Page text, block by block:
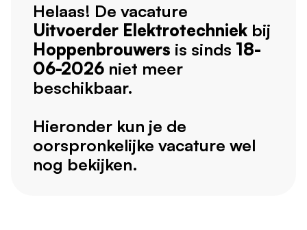
Helaas! De vacature
Uitvoerder Elektrotechniek bij
Hoppenbrouwers is sinds 18-
06-2026 niet meer
beschikbaar.
Hieronder kun je de
oorspronkelijke vacature wel
nog bekijken.